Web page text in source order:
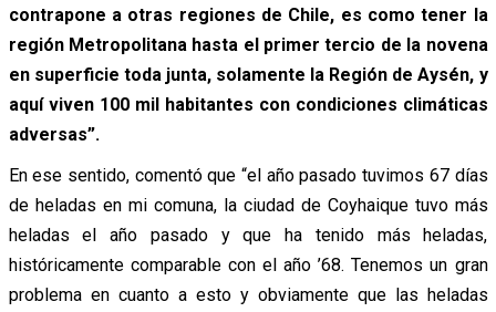
contrapone a otras regiones de Chile, es como tener la
región Metropolitana hasta el primer tercio de la novena
en superficie toda junta, solamente la Región de Aysén, y
aquí viven 100 mil habitantes con condiciones climáticas
adversas”.
En ese sentido, comentó que “el año pasado tuvimos 67 días
de heladas en mi comuna, la ciudad de Coyhaique tuvo más
heladas el año pasado y que ha tenido más heladas,
históricamente comparable con el año ’68. Tenemos un gran
problema en cuanto a esto y obviamente que las heladas